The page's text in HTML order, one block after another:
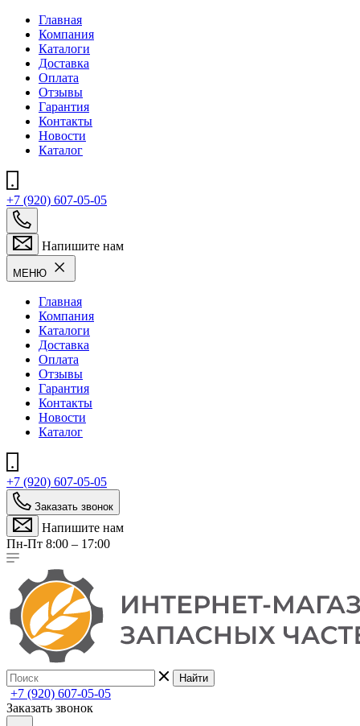
Главная
Компания
Каталоги
Доставка
Оплата
Отзывы
Гарантия
Контакты
Новости
Каталог
+7 (920) 607-05-05
Напишите нам
МЕНЮ
Главная
Компания
Каталоги
Доставка
Оплата
Отзывы
Гарантия
Контакты
Новости
Каталог
+7 (920) 607-05-05
Заказать звонок
Напишите нам
Пн-Пт 8:00 – 17:00
Найти
+7 (920) 607-05-05
Заказать звонок